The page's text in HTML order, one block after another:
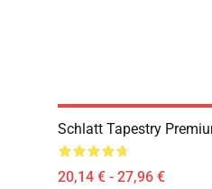
Schlatt Tapestry
20,14 € - 27,96 €